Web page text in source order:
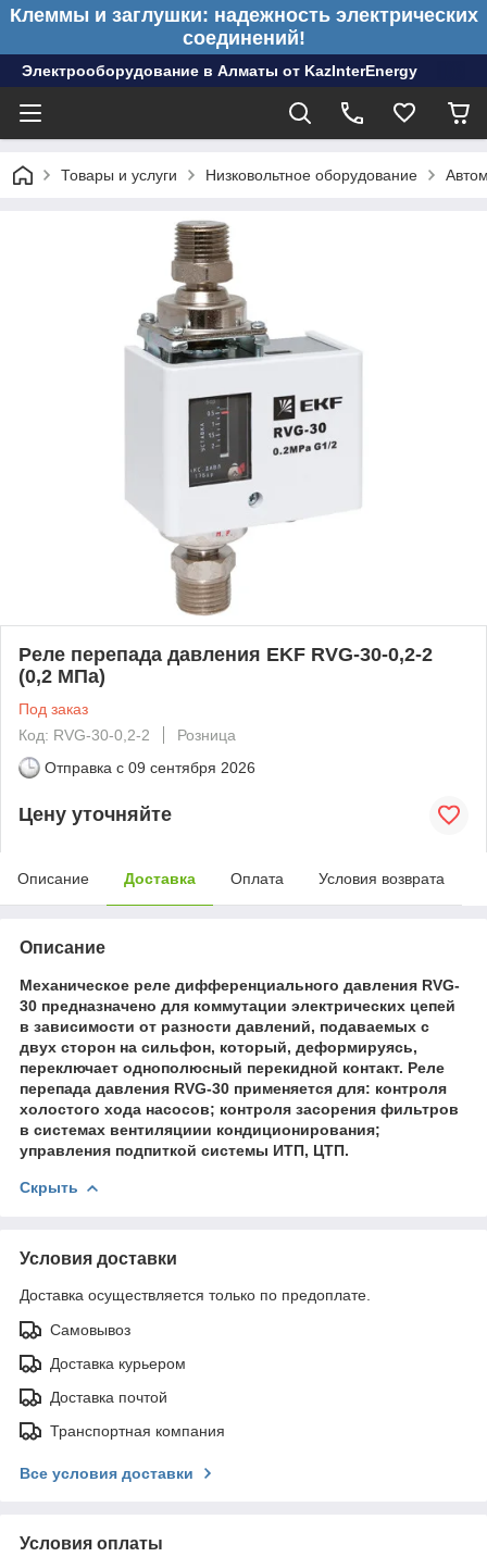
Клеммы и заглушки: надежность электрических
соединений!
Электрооборудование в Алматы от KazInterEnergy
Товары и услуги Низковольтное оборудование
Реле перепада давления EKF RVG-30-0,2-2
(0,2 МПа)
Под заказ
Код: RVG-30-0,2-2
Розница
Отправка с 09 сентября 2026
Цену уточняйте
Описание Доставка Оплата Условия возврата
Описание
Механическое реле дифференциального давления RVG-
30 предназначено для коммутации электрических цепей
в зависимости от разности давлений, подаваемых с
двух сторон на сильфон, который, деформируясь,
переключает однополюсный перекидной контакт. Реле
перепада давления RVG-30 применяется для: контроля
холостого хода насосов; контроля засорения фильтров
в системах вентиляциии кондиционирования;
управления подпиткой системы ИТП, ЦТП.
Скрыть
Условия доставки
Доставка осуществляется только по предоплате.
Самовывоз
Доставка курьером
Доставка почтой
Транспортная компания
Все условия доставки
Условия оплаты